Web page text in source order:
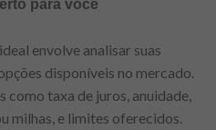
para você
envolve analisar suas
disponíveis no mercado.
como taxa de juros, anuidade,
milhas, e limites oferecidos.